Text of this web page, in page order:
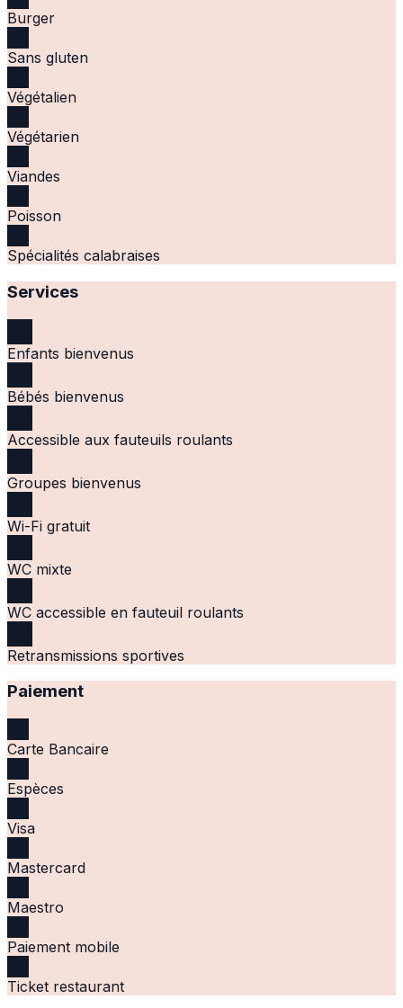
Burger
Sans gluten
Végétalien
Végétarien
Viandes
Poisson
Spécialités calabraises
Services
Enfants bienvenus
Bébés bienvenus
Accessible aux fauteuils roulants
Groupes bienvenus
Wi-Fi gratuit
WC mixte
WC accessible en fauteuil roulants
Retransmissions sportives
Paiement
Carte Bancaire
Espèces
Visa
Mastercard
Maestro
Paiement mobile
Ticket restaurant